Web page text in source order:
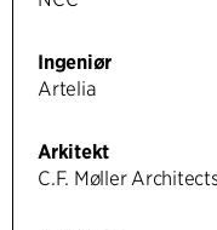
Ingeniør
Artelia
Arkitekt
C.F. Møller